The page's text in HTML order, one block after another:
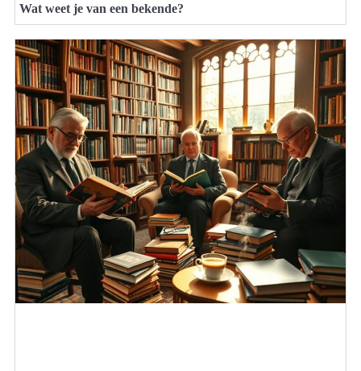
Wat weet je van een bekende?